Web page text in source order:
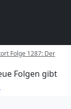
Folge 1287: Der
Folgen gibt